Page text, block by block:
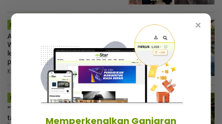
MSTAR | VIRAL
Ajak makan ‘malatang’ terus setuju!
Wanita tak senang duduk teman
lelaki rajin melayan rakan sekerja
perempuan, siap jadi ‘driver’
Khamis, 6 Ogos 2026 3:30 PM
MSTAR | HIBURAN
“Terima kasih untuk setiap gelak
tawa“ - Rozita Che Wan terkesan
×
Memperkenalkan Ganjaran